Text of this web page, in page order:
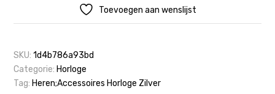
Toevoegen aan wenslijst
SKU:1d4b786a93bd
Categorie: Horloge
Tag: Heren;Accessoires Horloge Zilver